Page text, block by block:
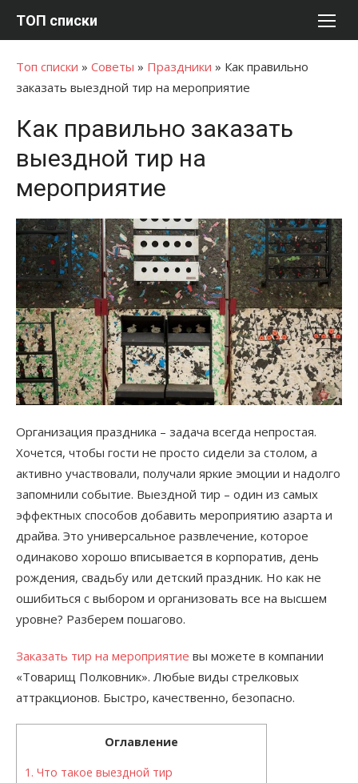
ТОП списки
Топ списки » Советы » Праздники » Как правильно
заказать выездной тир на мероприятие
Как правильно заказать
выездной тир на
мероприятие
Организация праздника – задача всегда непростая.
Хочется, чтобы гости не просто сидели за столом, а
активно участвовали, получали яркие эмоции и надолго
запомнили событие. Выездной тир – один из самых
эффектных способов добавить мероприятию азарта и
драйва. Это универсальное развлечение, которое
одинаково хорошо вписывается в корпоратив, день
рождения, свадьбу или детский праздник. Но как не
ошибиться с выбором и организовать все на высшем
уровне? Разберем пошагово.
Заказать тир на мероприятие вы можете в компании
«Товарищ Полковник». Любые виды стрелковых
аттракционов. Быстро, качественно, безопасно.
Оглавление
1. Что такое выездной тир